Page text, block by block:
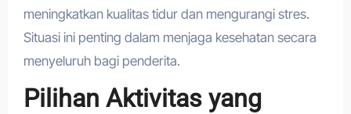
meningkatkan kualitas tidur dan mengurangi stres.
Situasi ini penting dalam menjaga kesehatan secara
menyeluruh bagi penderita.
Pilihan Aktivitas yang